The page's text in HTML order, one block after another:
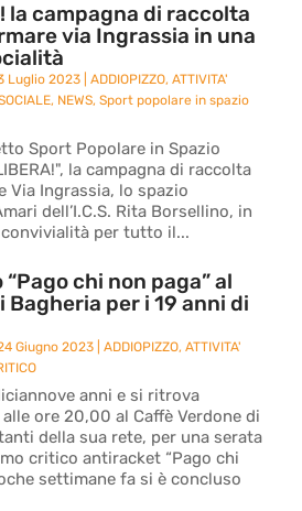
la campagna di raccolta
via Ingrassia in una
Luglio 2023 |ADDIOPIZZO,ATTIVITA'
, NEWS,Sport popolare in spazio
Sport Popolare in Spazio
la campagna di raccolta
Ingrassia, lo spazio
dell’I.C.S. Rita Borsellino, in
per tutto il...
chi non paga” al
Bagheria per i 19 anni di
Giugno 2023 |ADDIOPIZZO,ATTIVITA'
anni e si ritrova
ore 20,00 al Caffè Verdone di
della sua rete, per una serata
critico antiracket “Pago chi
settimane fa si è concluso